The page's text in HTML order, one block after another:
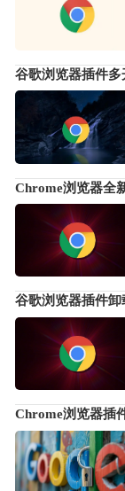
谷歌浏览器插件
Chrome浏览器全
谷歌浏览器插件
Chrome浏览器插